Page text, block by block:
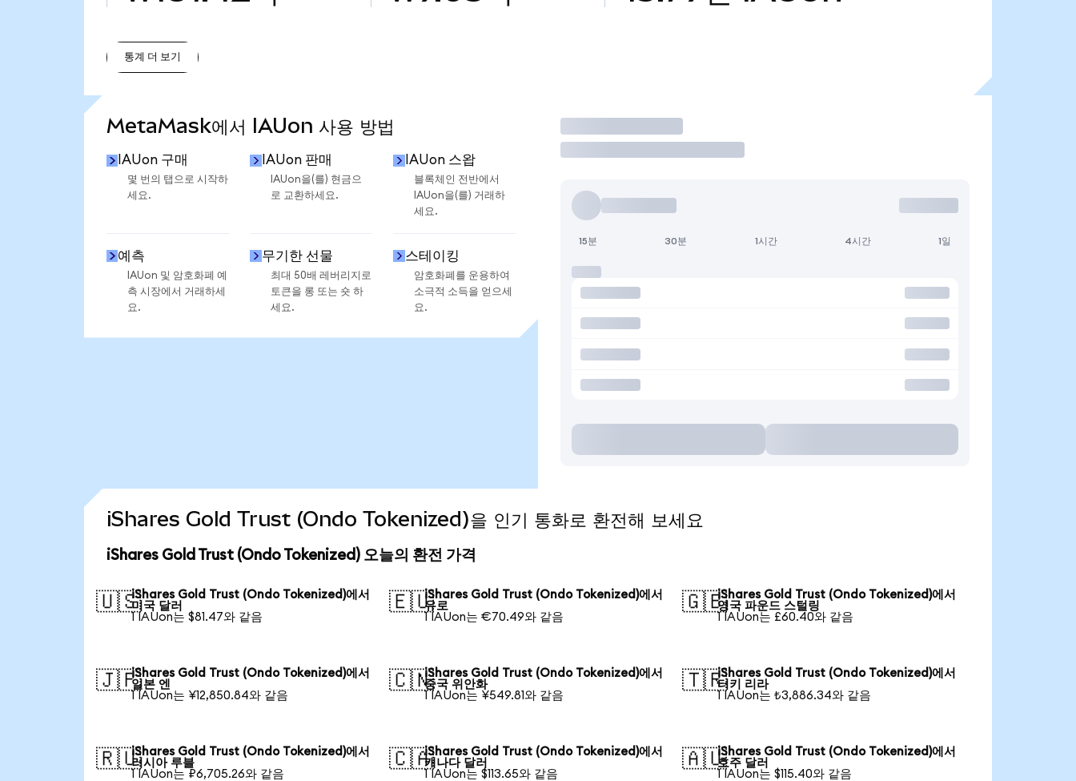
통계 더 보기
MetaMask에서 IAUon 사용 방법
IAUon 구매
몇 번의 탭으로 시작하
세요.
IAUon 판매
IAUon을(를) 현금으
로 교환하세요.
IAUon 스왑
블록체인 전반에서
IAUon을(를) 거래하
세요.
예측
IAUon 및 암호화폐 예
측 시장에서 거래하세
요.
무기한 선물
최대 50배 레버리지로
토큰을 롱 또는 숏 하
세요.
스테이킹
암호화폐를 운용하여
소극적 소득을 얻으세
요.
거래
15분 30분 1시간 4시간 1일
iShares Gold Trust (Ondo Tokenized)을 인기 통화로 환전해 보세요
iShares Gold Trust (Ondo Tokenized) 오늘의 환전 가격
🇺🇸iShares Gold Trust (Ondo Tokenized)에서
미국 달러
1 IAUon는 $81.47와 같음
🇪🇺iShares Gold Trust (Ondo Tokenized)에서
유로
1 IAUon는 €70.49와 같음
🇬🇧iShares Gold Trust (Ondo Tokenized)에서
영국 파운드 스털링
1 IAUon는 £60.40와 같음
🇯🇵iShares Gold Trust (Ondo Tokenized)에서
일본 엔
1 IAUon는 ¥12,850.84와 같음
🇨🇳iShares Gold Trust (Ondo Tokenized)에서
중국 위안화
1 IAUon는 ¥549.81와 같음
🇹🇷iShares Gold Trust (Ondo Tokenized)에서
터키 리라
1 IAUon는 ₺3,886.34와 같음
🇷🇺iShares Gold Trust (Ondo Tokenized)에서
러시아 루블
1 IAUon는 ₽6,705.26와 같음
🇨🇦iShares Gold Trust (Ondo Tokenized)에서
캐나다 달러
1 IAUon는 $113.65와 같음
🇦🇺iShares Gold Trust (Ondo Tokenized)에서
호주 달러
1 IAUon는 $115.40와 같음